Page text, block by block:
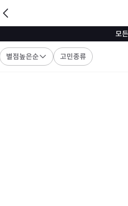
모
별점높은순 고민종류